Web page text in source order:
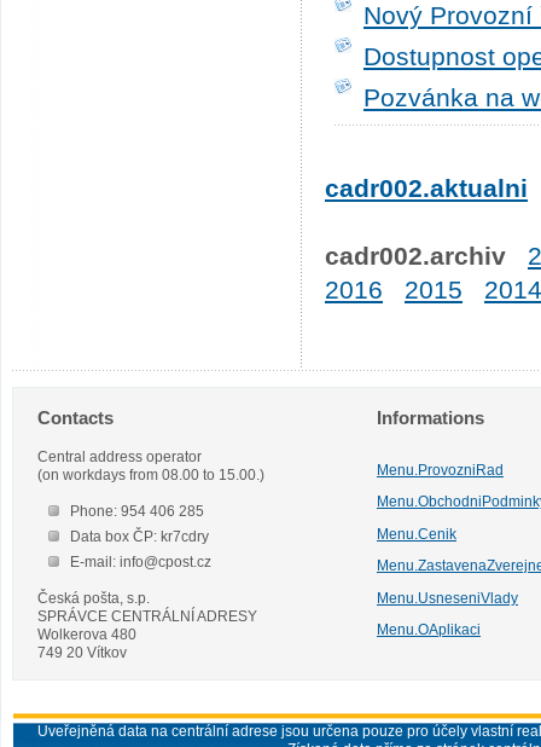
Nový
Dostupnost
Pozvánka na
cadr002.aktualni
cadr002.archiv
2016
2015 2014
Contacts
Central address operator
(on workdays from 08.00 to 15.00.)
Phone: 954 406 285
Data box ČP: kr7cdry
E-mail: info@cpost.cz
Česká pošta, s.p.
SPRÁVCE CENTRÁLNÍ ADRESY
Wolkerova 480
749 20 Vítkov
Informations
Menu.ProvozniRad
Menu.Cenik
Menu.UsneseniVlady
Menu.OAplikaci
Uveřejněná data na centrální adrese jsou určena pouze pro účely vlastní